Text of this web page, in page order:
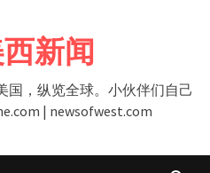
新闻
国，纵览全球。小伙伴们自己
| newsofwest.com